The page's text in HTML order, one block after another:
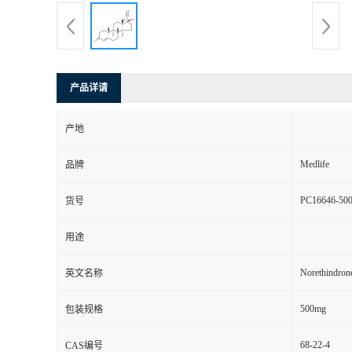
产品详请
产地
品牌 Medlife
货号 PC16646-
用途
英文名称
包装规格 500mg
CAS编号 68-22-4